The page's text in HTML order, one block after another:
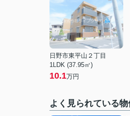
日野市東平山２丁目
1LDK (37.95㎡)
10.1万円
よく見られている物